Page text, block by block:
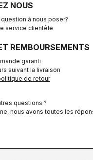
NOUS
à nous poser?
service clientèle
REMBOURSEMENTS
garanti
suivant la livraison
de retour
questions ?
nous avons toutes les